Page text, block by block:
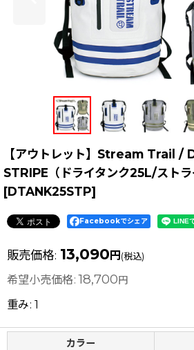
【アウトレット】Stream Trail /
STRIPE（ドライタンク25L/ストラ
[DTANK25STP]
Facebookでシェア
販売価格: 13,090 円 (税込)
希望小売価格: 18,700円
重み: 1
カラー